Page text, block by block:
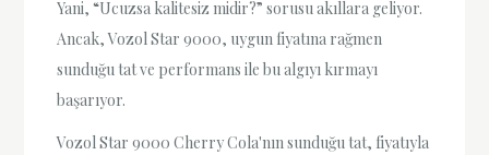
Yani, “Ucuzsa kalitesiz midir?” sorusu akıllara geliyor.
Ancak, Vozol Star 9000, uygun fiyatına rağmen
sunduğu tat ve performans ile bu algıyı kırmayı
başarıyor.
Vozol Star 9000 Cherry Cola'nın sunduğu tat, fiyatıyla